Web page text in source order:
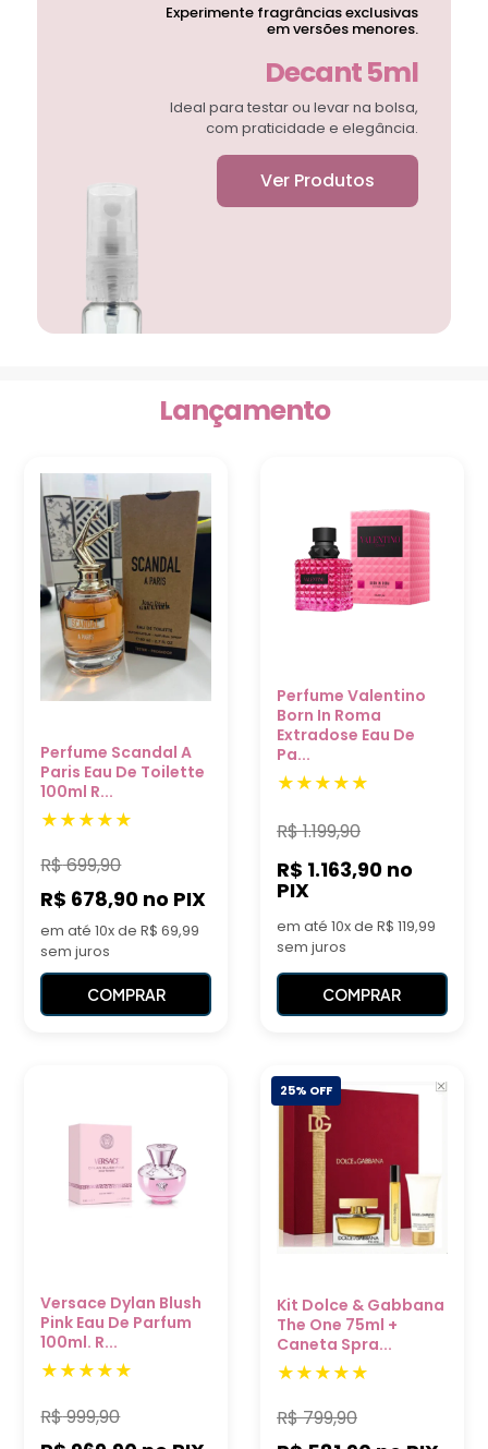
Experimente fragrâncias exclusivas
em versões menores.
Decant 5ml
Ideal para testar ou levar na bolsa,
com praticidade e elegância.
Ver Produtos
Lançamento
Perfume Scandal A
Paris Eau De Toilette
100ml R...
R$699,90
R$ 678,90 no PIX
em até 10x de R$ 69,99
sem juros
COMPRAR
Perfume Valentino
Born In Roma
Extradose Eau De
Pa...
R$1.199,90
R$ 1.163,90 no
PIX
em até 10x de R$ 119,99
sem juros
COMPRAR
Versace Dylan Blush
Pink Eau De Parfum
100ml. R...
R$999,90
25% OFF
Kit Dolce & Gabbana
The One 75ml +
Caneta Spra...
R$799,90